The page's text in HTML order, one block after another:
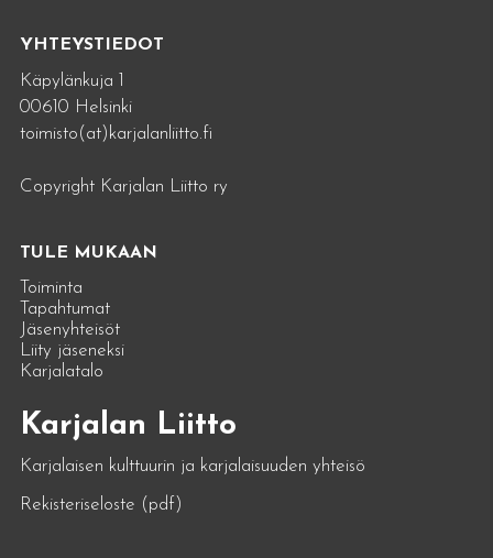
YHTEYSTIEDOT
Käpylänkuja 1
00610 Helsinki
toimisto(at)karjalanliitto.fi
Copyright Karjalan Liitto ry
TULE MUKAAN
Toiminta
Tapahtumat
Jäsenyhteisöt
Liity jäseneksi
Karjalatalo
Karjalan Liitto
Karjalaisen kulttuurin ja karjalaisuuden yhteisö
Rekisteriseloste (pdf)